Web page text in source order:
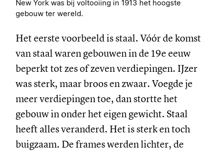
New York was bij voltooiing in 1913 het hoogste
gebouw ter wereld.
Het eerste voorbeeld is staal. Vóór de komst
van staal waren gebouwen in de 19e eeuw
beperkt tot zes of zeven verdiepingen. IJzer
was sterk, maar broos en zwaar. Voegde je
meer verdiepingen toe, dan stortte het
gebouw in onder het eigen gewicht. Staal
heeft alles veranderd. Het is sterk en toch
buigzaam. De frames werden lichter, de